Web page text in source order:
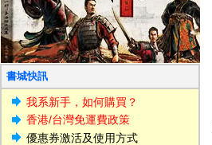
書城快訊
我系新手，如何購買？
香港/台灣免運費政策
優惠券激活及使用方式